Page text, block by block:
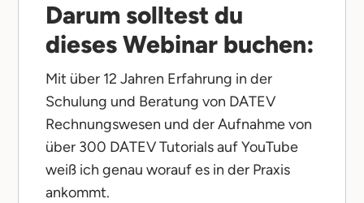
Darum solltest du
dieses Webinar buchen:
Mit über 12 Jahren Erfahrung in der
Schulung und Beratung von DATEV
Rechnungswesen und der Aufnahme von
über 300 DATEV Tutorials auf YouTube
weiß ich genau worauf es in der Praxis
ankommt.